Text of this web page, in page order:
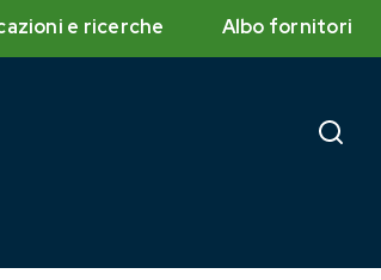
e ricerche Albo fornitori